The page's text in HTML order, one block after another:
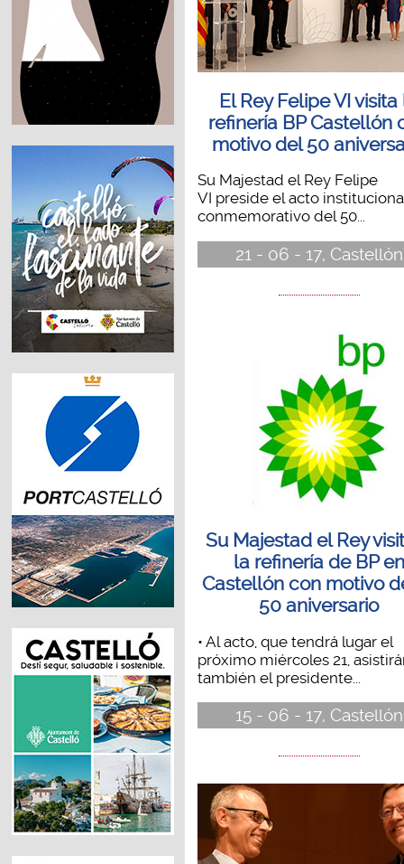
El Rey Felipe VI visita
refinería BP Castellón
motivo del 50
Su Majestad el Rey Felipe
VI preside el acto
conmemorativo del 50...
21 - 06 - 17, Castellón
Su Majestad el Rey
la refinería de BP en
Castellón con motivo
50 aniversario
• Al acto, que tendrá lugar el
próximo miércoles 21,
también el presidente...
15 - 06 - 17, Castellón